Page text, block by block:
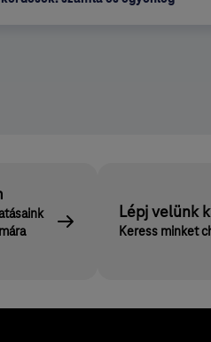
Lépj velünk
Keress minket